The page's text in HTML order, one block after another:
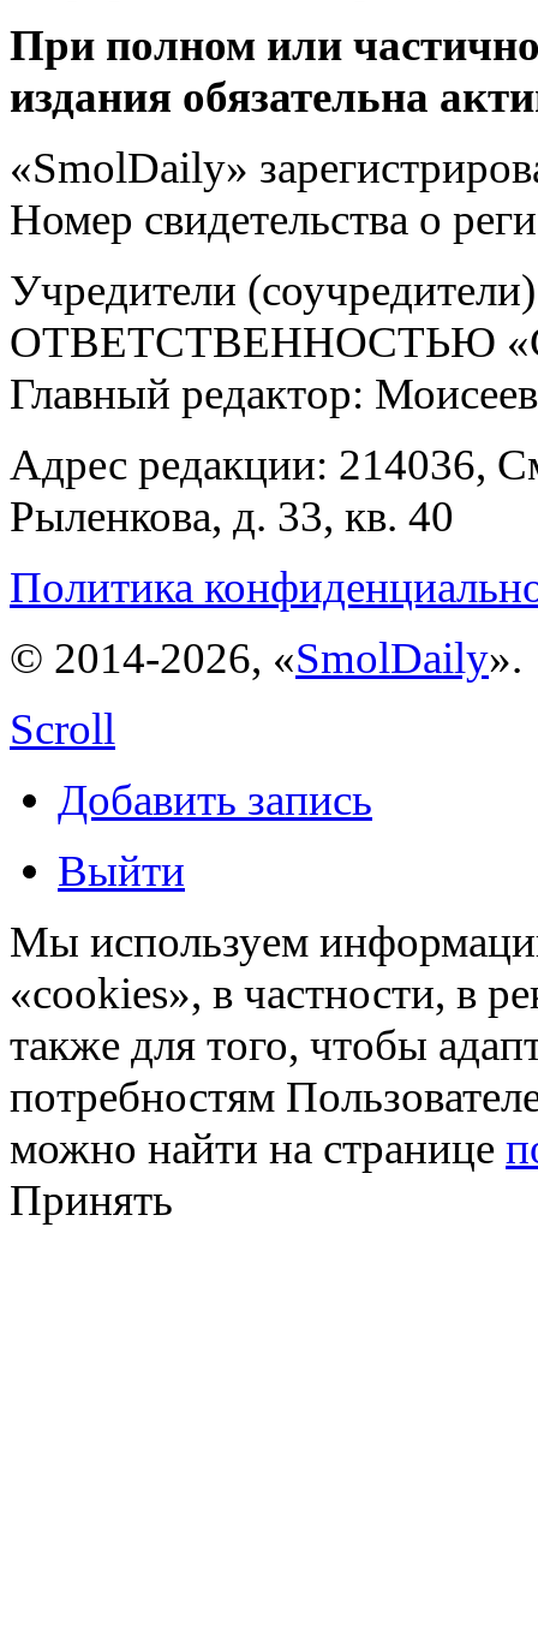
При полном или
издания обязательна
«SmolDaily»
Номер свидетельства о
Учредители
ОТВЕТСТВЕННОСТЬЮ
Главный редактор:
Адрес редакции: 214036,
Рыленкова, д. 33, кв. 40
Политика
© 2014-2026, «SmolDaily».
Scroll
Добавить запись
Выйти
Мы используем
«cookies», в частности, в
также для того, чтобы
потребностям
можно найти на странице
Принять